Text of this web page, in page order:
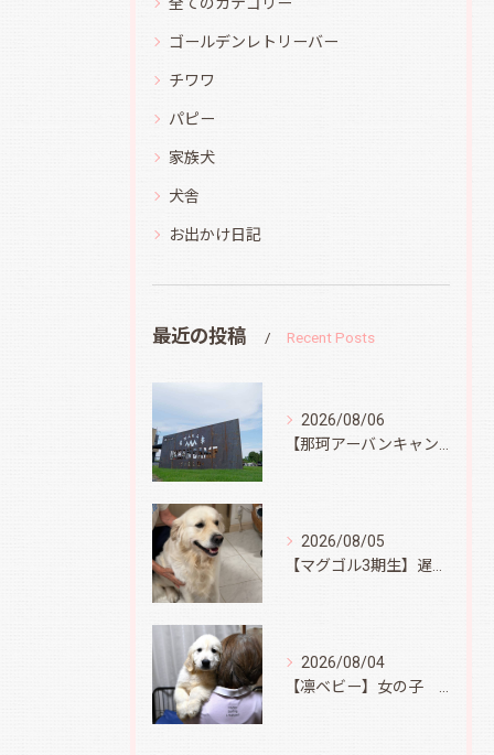
全てのカテゴリー
ゴールデンレトリーバー
チワワ
パピー
家族犬
犬舎
お出かけ日記
最近の投稿 Recent Posts
2026/08/06
【那珂アーバンキャンプフィールド】
2026/08/05
【マグゴル3期生】遅ればせながら
2026/08/04
【凛ベビー】女の子 Ⅱ